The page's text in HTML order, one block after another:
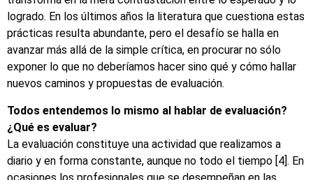
logrado. En los últimos años la literatura que cuestiona estas
prácticas resulta abundante, pero el desafío se halla en
avanzar más allá de la simple crítica, en procurar no sólo
exponer lo que no deberíamos hacer sino qué y cómo hallar
nuevos caminos y propuestas de evaluación.
Todos entendemos lo mismo al hablar de evaluación?
¿Qué es evaluar?
La evaluación constituye una actividad que realizamos a
diario y en forma constante, aunque no todo el tiempo [4]. En